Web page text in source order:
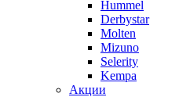
Hummel
Derbystar
Molten
Mizuno
Selerity
Kempa
Акции